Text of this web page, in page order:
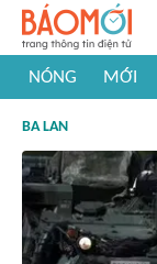
NÓNG MỚI
#Khám phá thế giới
BA LAN